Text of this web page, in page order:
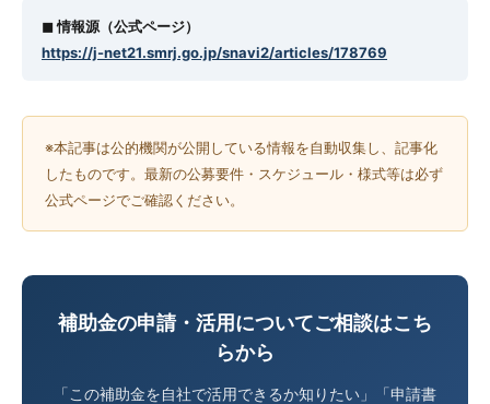
◼︎ 情報源（公式ページ）
https://j-net21.smrj.go.jp/snavi2/articles/178769
※本記事は公的機関が公開している情報を自動収集し、記事化
したものです。最新の公募要件・スケジュール・様式等は必ず
公式ページでご確認ください。
補助金の申請・活用についてご相談はこち
らから
「この補助金を自社で活用できるか知りたい」「申請書